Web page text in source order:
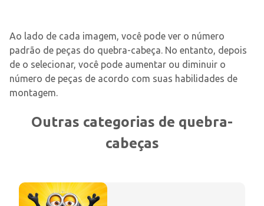
Ao lado de cada imagem, você pode ver o número
padrão de peças do quebra-cabeça. No entanto, depois
de o selecionar, você pode aumentar ou diminuir o
número de peças de acordo com suas habilidades de
montagem.
Outras categorias de quebra-
cabeças